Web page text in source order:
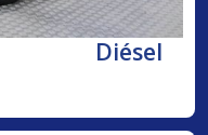
Diésel